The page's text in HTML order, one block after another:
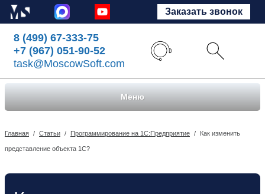
Заказать звонок
8 (499) 67-333-75
+7 (967) 051-90-52
task@MoscowSoft.com
Меню
Главная / Статьи / Программирование на 1С:Предприятие / Как изменить
представление объекта 1С?